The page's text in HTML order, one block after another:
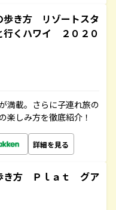
き方 リゾートスタ
くハワイ ２０２０
満載。さらに子連れ旅の
楽しみ方を徹底紹介！
詳細を見る
き方 Ｐｌａｔ グア